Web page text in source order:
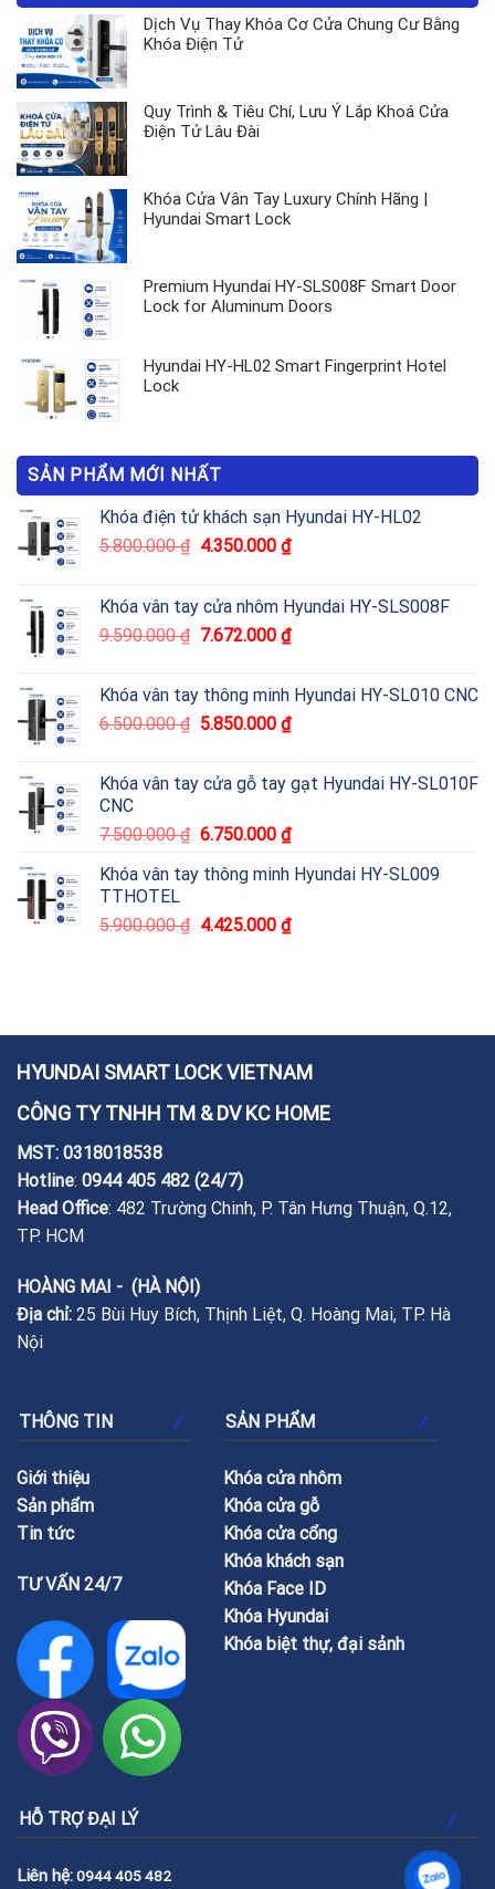
Dịch Vụ Thay Khóa Cơ Cửa Chung Cư Bằng
Khóa Điện Tử
Quy Trình & Tiêu Chí, Lưu Ý Lắp Khoá Cửa
Điện Tử Lâu Đài
Khóa Cửa Vân Tay Luxury Chính Hãng |
Hyundai Smart Lock
Premium Hyundai HY-SLS008F Smart Door
Lock for Aluminum Doors
Hyundai HY-HL02 Smart Fingerprint Hotel
Lock
SẢN PHẨM MỚI NHẤT
Khóa điện tử khách sạn Hyundai HY-HL02
5.800.000₫ 4.350.000 ₫
Khóa vân tay cửa nhôm Hyundai HY-SLS008F
9.590.000₫ 7.672.000 ₫
Khóa vân tay thông minh Hyundai HY-SL010 CNC
6.500.000₫ 5.850.000 ₫
Khóa vân tay cửa gỗ tay gạt Hyundai HY-SL010F
CNC
7.500.000₫ 6.750.000 ₫
Khóa vân tay thông minh Hyundai HY-SL009
TTHOTEL
5.900.000₫ 4.425.000 ₫
HYUNDAI SMART LOCK VIETNAM
CÔNG TY TNHH TM & DV KC HOME
MST: 0318018538
Hotline: 0944 405 482 (24/7)
Head Office: 482 Trường Chinh, P. Tân Hưng Thuận, Q.12,
TP. HCM
HOÀNG MAI - (HÀ NỘI)
Địa chỉ: 25 Bùi Huy Bích, Thịnh Liệt, Q. Hoàng Mai, TP. Hà
Nội
THÔNG TIN
Giới thiệu
Sản phẩm
Tin tức
TƯ VẤN 24/7
SẢN PHẨM
Khóa cửa nhôm
Khóa cửa gỗ
Khóa cửa cổng
Khóa khách sạn
Khóa Face ID
Khóa Hyundai
Khóa biệt thự, đại sảnh
HỖ TRỢ ĐẠI LÝ
Liên hệ:0944 405 482